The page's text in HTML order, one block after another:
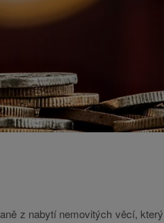
z nabytí nemovitých věcí, který